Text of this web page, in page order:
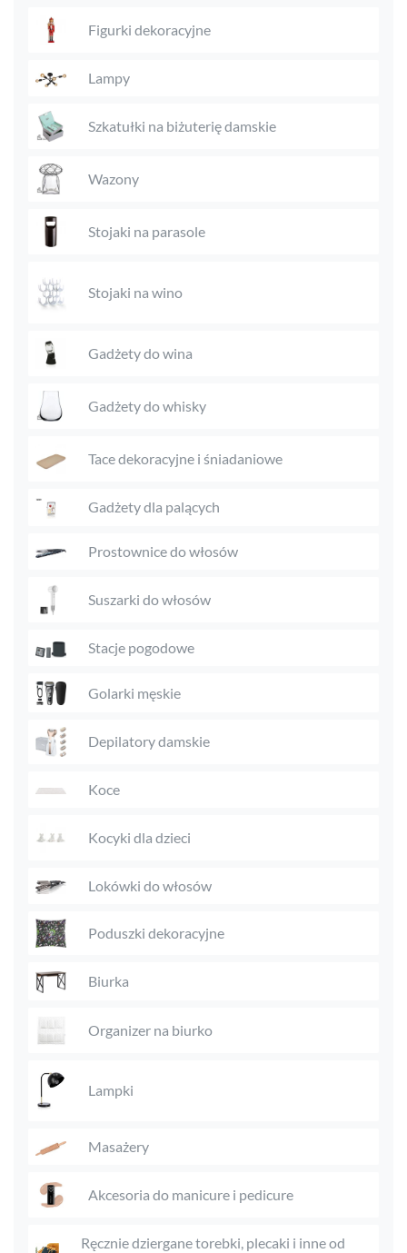
Figurki dekoracyjne
Lampy
Szkatułki na biżuterię damskie
Wazony
Stojaki na parasole
Stojaki na wino
Gadżety do wina
Gadżety do whisky
Tace dekoracyjne i śniadaniowe
Gadżety dla palących
Prostownice do włosów
Suszarki do włosów
Stacje pogodowe
Golarki męskie
Depilatory damskie
Koce
Kocyki dla dzieci
Lokówki do włosów
Poduszki dekoracyjne
Biurka
Organizer na biurko
Lampki
Masażery
Akcesoria do manicure i pedicure
Ręcznie dziergane torebki, plecaki i inne od